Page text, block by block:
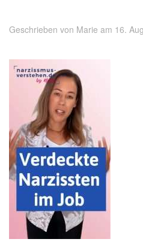
Geschrieben von Marie am 16.